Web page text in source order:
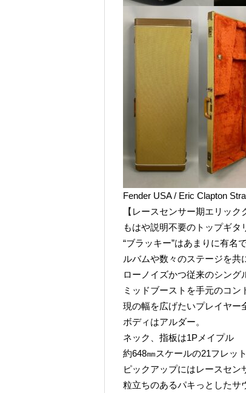
Fender USA / Eric Clapton
【レースセンサー期エリック
もはや説明不要のトップギタ
“ブラッキー”はあまりに有名
ルバムや数々のステージを共
ローノイズかつ従来のシング
ミッドブーストを手元のコ
現の幅を広げたいプレイヤー
ボディはアルダー。
ネック、指板は1Pメイプル
約648㎜スケールの21フレッ
ピックアップにはレースセン
粒立ちのあるパキっとしたサ